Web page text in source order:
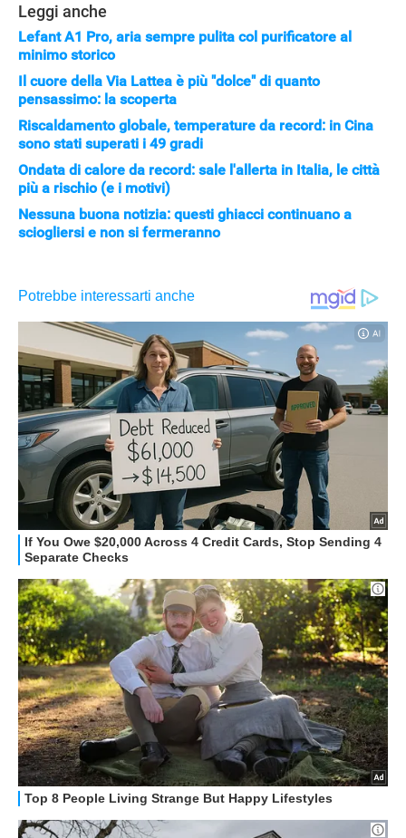
Leggi anche
Lefant A1 Pro, aria sempre pulita col purificatore al
minimo storico
Il cuore della Via Lattea è più "dolce" di quanto
pensassimo: la scoperta
Riscaldamento globale, temperature da record: in Cina
sono stati superati i 49 gradi
Ondata di calore da record: sale l'allerta in Italia, le città
più a rischio (e i motivi)
Nessuna buona notizia: questi ghiacci continuano a
sciogliersi e non si fermeranno